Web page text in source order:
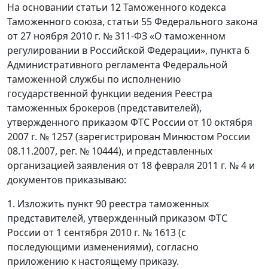
На основании статьи 12 Таможенного кодекса
Таможенного союза, статьи 55 Федерального закона
от 27 ноября 2010 г. № 311-ФЗ «О таможенном
регулировании в Российской Федерации», пункта 6
Административного регламента Федеральной
таможенной службы по исполнению
государственной функции ведения Реестра
таможенных брокеров (представителей),
утвержденного приказом ФТС России от 10 октября
2007 г. № 1257 (зарегистрирован Минюстом России
08.11.2007, peг. № 10444), и представленных
организацией заявления от 18 февраля 2011 г. № 4 и
документов приказываю:
1. Изложить пункт 90 реестра таможенных
представителей, утвержденный приказом ФТС
России от 1 сентября 2010 г. № 1613 (с
последующими изменениями), согласно
приложению к настоящему приказу.